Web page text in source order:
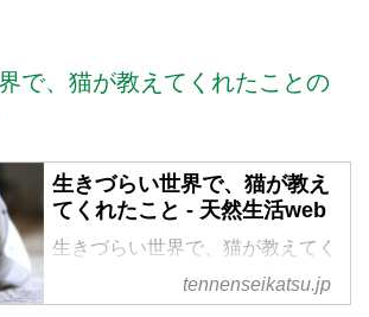
で、猫が教えてくれたことの
生きづらい世界で、猫が教え
てくれたこと - 天然生活web
生きづらい世界で、猫が教えてく
れたこと の記事一覧 - 『天然生
活』が運営する暮らしの情報サイ
tennenseikatsu.jp